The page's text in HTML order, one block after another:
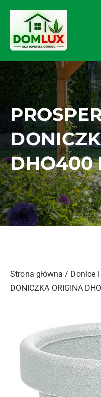
DHO400
Strona główna / Donice i
DONICZKA ORIGINA